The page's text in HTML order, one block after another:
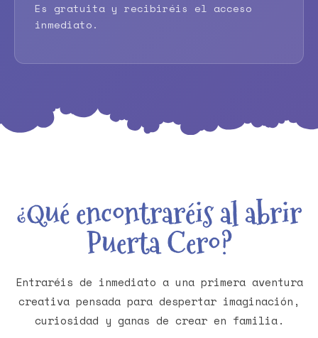
Es gratuita y recibiréis el acceso
inmediato.
¿Qué encontraréis al abrir
Puerta Cero?
Entraréis de inmediato a una primera aventura
creativa pensada para despertar imaginación,
curiosidad y ganas de crear en familia.